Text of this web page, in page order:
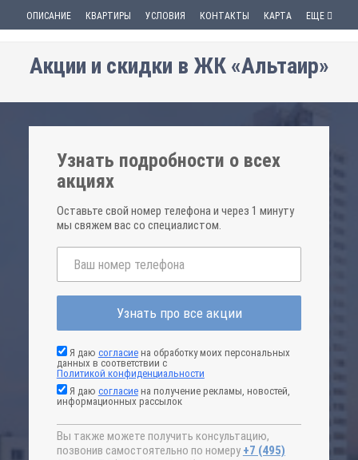
ОПИСАНИЕ КВАРТИРЫ УСЛОВИЯ КОНТАКТЫ КАРТА ЕЩЕ
Акции и скидки в ЖК «Альтаир»
Узнать подробности о всех
акциях
Оставьте свой номер телефона и через 1 минуту
мы свяжем вас со специалистом.
Узнать про все акции
Я даю согласиена обработку моих персональных
данных в соответствии с
Политикой конфиденциальности
Я даю согласиена получение рекламы, новостей,
информационных рассылок
Вы также можете получить консультацию,
позвонив самостоятельно по номеру +7 (495)